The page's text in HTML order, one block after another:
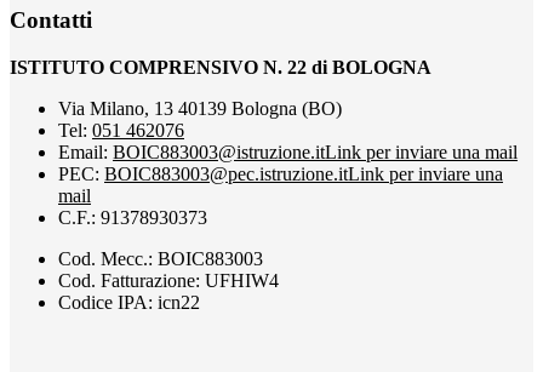
Contatti
ISTITUTO COMPRENSIVO N. 22 di BOLOGNA
Via Milano, 13 40139 Bologna (BO)
Tel: 051 462076
Email: BOIC883003@istruzione.itLink per inviare una mail
PEC: BOIC883003@pec.istruzione.itLink per inviare una
mail
C.F.: 91378930373
Cod. Mecc.: BOIC883003
Cod. Fatturazione: UFHIW4
Codice IPA: icn22